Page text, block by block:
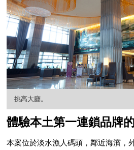
挑高大廳。
體驗本土第一連鎖品牌
本案位於淡水漁人碼頭，鄰近海濱，